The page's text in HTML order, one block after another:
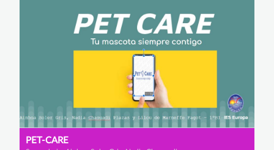
PET-CARE